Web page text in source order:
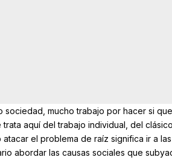
sociedad, mucho trabajo por hacer si
aquí del trabajo individual, del
el problema de raíz significa ir a
abordar las causas sociales que